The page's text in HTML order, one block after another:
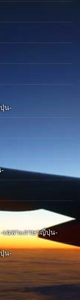
น-
-
-เฉพาะภาษาญี่ปุ่น-
น-